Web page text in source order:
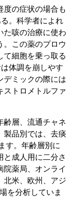
度の症状の場合も
。科学者によれ
た咳の治療に使わ
。この薬のプロウ
て細胞を乗っ取る
体調を崩しやす
デミックの際には
ストロメトルファ
齢層、流通チャネ
製品別では、去痰
す。年齢層別に
と成人用に二分さ
院薬局、オンライ
北米、欧州、アジ
を分析していま